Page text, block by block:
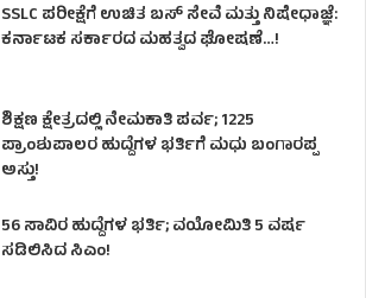
SSLC ಪರೀಕ್ಷೆಗೆ ಉಚಿತ ಬಸ್ ಸೇವೆ ಮತ್ತು ನಿಷೇಧಾಜ್ಞೆ:
ಕರ್ನಾಟಕ ಸರ್ಕಾರದ ಮಹತ್ವದ ಘೋಷಣೆ…!
ಶಿಕ್ಷಣ ಕ್ಷೇತ್ರದಲ್ಲಿ ನೇಮಕಾತಿ ಪರ್ವ; 1225
ಪ್ರಾಂಶುಪಾಲರ ಹುದ್ದೆಗಳ ಭರ್ತಿಗೆ ಮಧು ಬಂಗಾರಪ್ಪ
ಅಸ್ತು!
56 ಸಾವಿರ ಹುದ್ದೆಗಳ ಭರ್ತಿ; ವಯೋಮಿತಿ 5 ವರ್ಷ
ಸಡಿಲಿಸಿದ ಸಿಎಂ!